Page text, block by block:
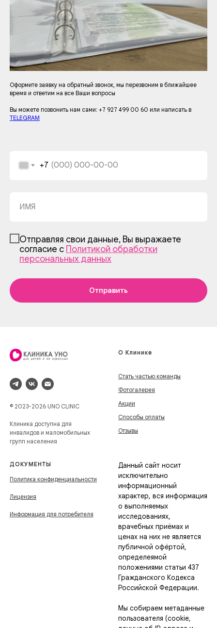
Оформите заявку на обратный звонок, мы перезвоним в ближайшее
время и ответим на все Ваши вопросы
Вы можете позвонить нам сами: +7 927 499 00 60 или написать в
TELEGRAM
+7
Отправляя свои данные, Вы выражаете
согласие с Политикой обработки
персональных данных
Отправить
© 2023-2026 UNO CLINIC
Клиника доступна для
инвалидов и маломобильных
групп населения
О Клинике
Стать частью команды
Фотогалерея
Акции
Способы оплаты
Отзывы
ДОКУМЕНТЫ
Политика конфиденциальности
Лицензия
Информация для потребителя
Данный сайт носит
исключительно
информационный
характер, вся информация
о выполняемых
исследованиях,
врачебных приёмах и
ценах на них не является
публичной офёртой,
определеямой
положениями статьи 437
Гражданского Кодекса
Российской Федерации.
Мы собираем метаданные
пользователя (cookie,